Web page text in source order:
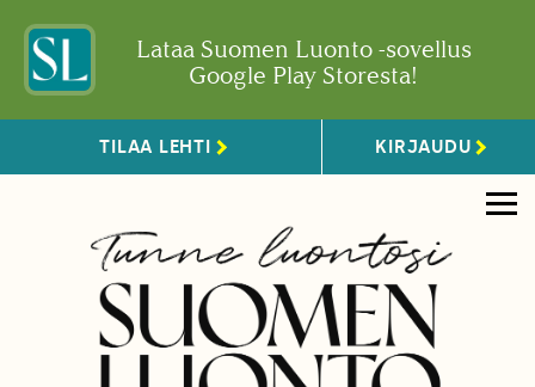
Lataa Suomen Luonto -sovellus
Google Play Storesta!
TILAA LEHTI KIRJAUDU